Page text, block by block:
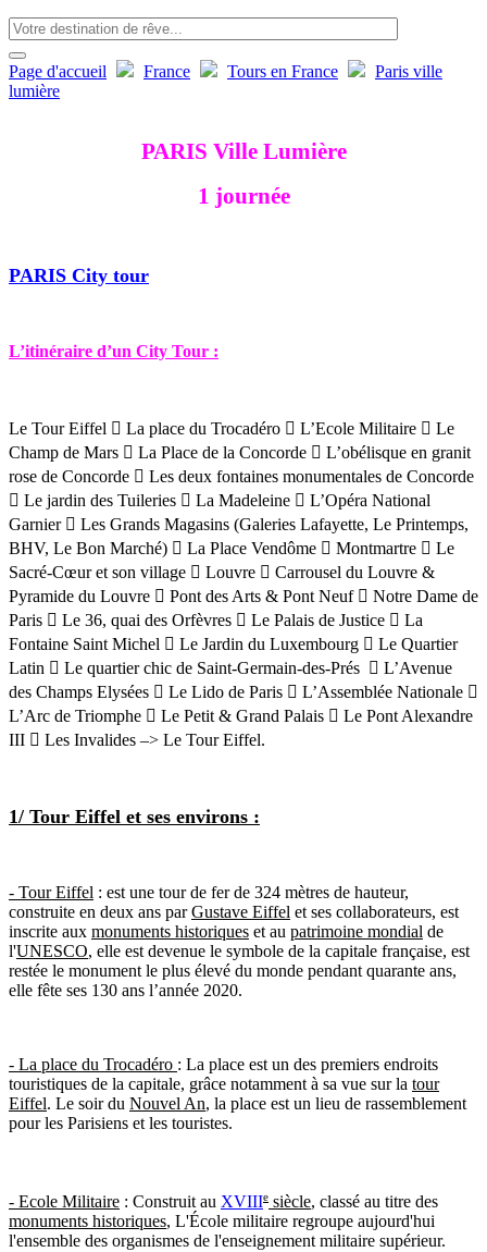
Page d'accueil France Tours en France
Paris ville
lumière
PARIS Ville Lumière
1 journée
PARIS City tour
L’itinéraire d’un City Tour :
Le Tour Eiffel  La place du Trocadéro  L’Ecole Militaire  Le
Champ de Mars  La Place de la Concorde  L’obélisque en granit
rose de Concorde  Les deux fontaines monumentales de Concorde
 Le jardin des Tuileries  La Madeleine  L’Opéra National
Garnier  Les Grands Magasins (Galeries Lafayette, Le Printemps,
BHV, Le Bon Marché)  La Place Vendôme  Montmartre  Le
Sacré-Cœur et son village  Louvre  Carrousel du Louvre &
Pyramide du Louvre  Pont des Arts & Pont Neuf  Notre Dame de
Paris  Le 36, quai des Orfèvres  Le Palais de Justice  La
Fontaine Saint Michel  Le Jardin du Luxembourg  Le Quartier
Latin  Le quartier chic de Saint-Germain-des-Prés  L’Avenue
des Champs Elysées  Le Lido de Paris  L’Assemblée Nationale 
L’Arc de Triomphe  Le Petit & Grand Palais  Le Pont Alexandre
III  Les Invalides –> Le Tour Eiffel.
1/ Tour Eiffel et ses environs :
- Tour Eiffel : est une tour de fer de 324 mètres de hauteur,
construite en deux ans parGustave Eiffel et ses collaborateurs, est
inscrite aux monuments historiques et au patrimoine mondial de
l'UNESCO, elle est devenue le symbole de la capitale française, est
restée le monument le plus élevé du monde pendant quarante ans,
elle fête ses 130 ans l’année 2020.
- La place du Trocadéro : La place est un des premiers endroits
touristiques de la capitale, grâce notamment à sa vue sur la tour
Eiffel. Le soir du Nouvel An, la place est un lieu de rassemblement
pour les Parisiens et les touristes.
- Ecole Militaire : Construit au XVIIIe siècle, classé au titre des
monuments historiques, L'École militaire regroupe aujourd'hui
l'ensemble des organismes de l'enseignement militaire supérieur.